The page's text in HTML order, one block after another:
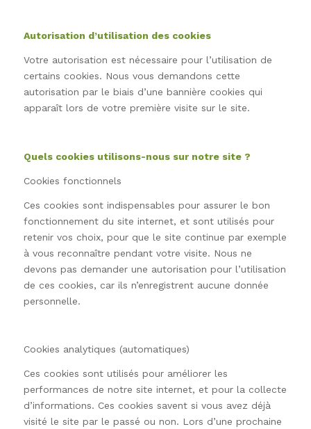
Autorisation d’utilisation des cookies
Votre autorisation est nécessaire pour l’utilisation de
certains cookies. Nous vous demandons cette
autorisation par le biais d’une bannière cookies qui
apparaît lors de votre première visite sur le site.
Quels cookies utilisons-nous sur notre site ?
Cookies fonctionnels
Ces cookies sont indispensables pour assurer le bon
fonctionnement du site internet, et sont utilisés pour
retenir vos choix, pour que le site continue par exemple
à vous reconnaître pendant votre visite. Nous ne
devons pas demander une autorisation pour l’utilisation
de ces cookies, car ils n’enregistrent aucune donnée
personnelle.
Cookies analytiques (automatiques)
Ces cookies sont utilisés pour améliorer les
performances de notre site internet, et pour la collecte
d’informations. Ces cookies savent si vous avez déjà
visité le site par le passé ou non. Lors d’une prochaine